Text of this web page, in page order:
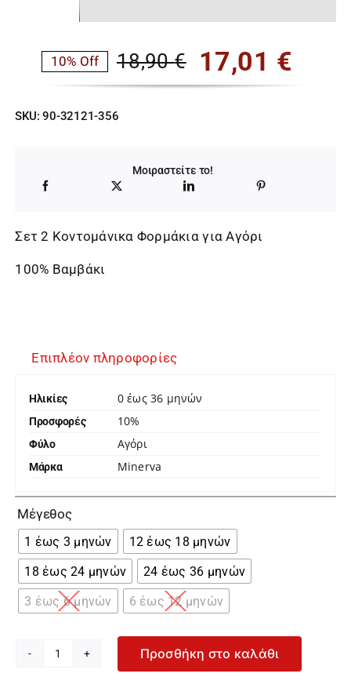
18,90€
Original
price
18,90 €.
17,01 €
Η
τρέχουσα
είναι:
17,01 €.
10% Off
SKU:90-32121-356
Μοιραστείτε το!
Σετ 2 Κοντομάνικα Φορμάκια για Αγόρι
100% Βαμβάκι
Επιπλέον πληροφορίες
Ηλικίες 0 έως 36 μηνών
Προσφορές 10%
Φύλο Αγόρι
Μάρκα Minerva
Μέγεθος
1 έως 3 μηνών
12 έως 18 μηνών
18 έως 24 μηνών
24 έως 36 μηνών
3 έως 6 μηνών
6 έως 12 μηνών
Minerva
Προσθήκη στο καλάθι